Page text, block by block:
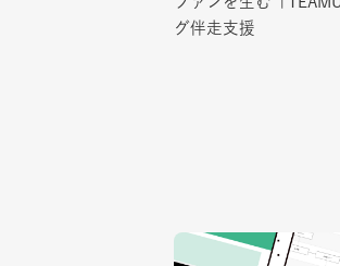
グ伴走支援
グ伴走支援